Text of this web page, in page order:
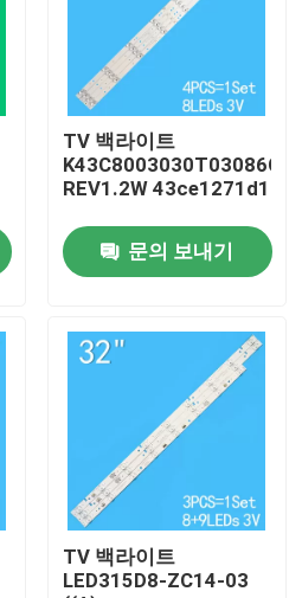
TV 백라이트
K43C8003030T03086C9-
REV1.2W 43ce1271d1
문의 보내기
TV 백라이트
LED315D8-ZC14-03